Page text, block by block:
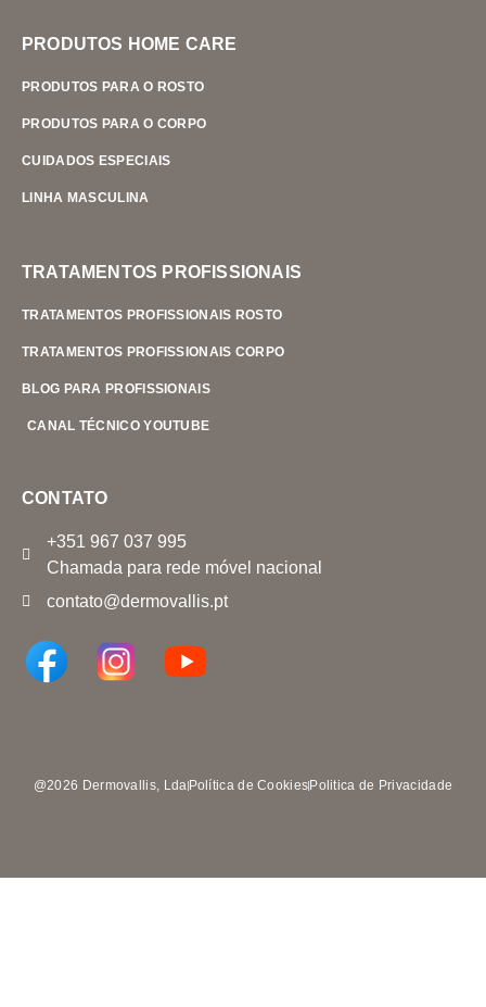
PRODUTOS HOME CARE
PRODUTOS PARA O ROSTO
PRODUTOS PARA O CORPO
CUIDADOS ESPECIAIS
LINHA MASCULINA
TRATAMENTOS PROFISSIONAIS
TRATAMENTOS PROFISSIONAIS ROSTO
TRATAMENTOS PROFISSIONAIS CORPO
BLOG PARA PROFISSIONAIS
CANAL TÉCNICO YOUTUBE
CONTATO
+351 967 037 995
Chamada para rede móvel nacional
contato@dermovallis.pt
@2026 Dermovallis, LdaPolítica de CookiesPolitica de Privacidade